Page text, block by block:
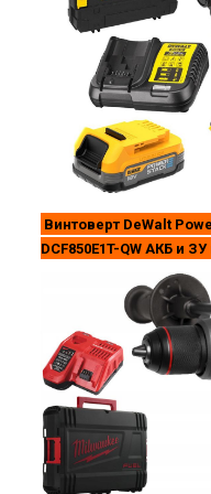
Винтоверт DeWalt
DCF850E1T-QW АКБ и